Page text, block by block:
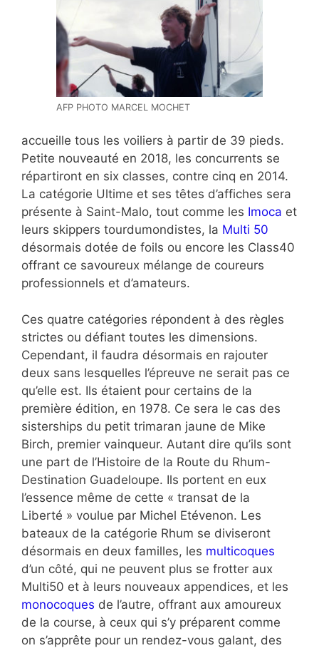
AFP PHOTO MARCEL MOCHET
accueille tous les voiliers à partir de 39 pieds.
Petite nouveauté en 2018, les concurrents se
répartiront en six classes, contre cinq en 2014.
La catégorie Ultime et ses têtes d’affiches sera
présente à Saint-Malo, tout comme les Imoca et
leurs skippers tourdumondistes, la Multi 50
désormais dotée de foils ou encore les Class40
offrant ce savoureux mélange de coureurs
professionnels et d’amateurs.
Ces quatre catégories répondent à des règles
strictes ou défiant toutes les dimensions.
Cependant, il faudra désormais en rajouter
deux sans lesquelles l’épreuve ne serait pas ce
qu’elle est. Ils étaient pour certains de la
première édition, en 1978. Ce sera le cas des
sisterships du petit trimaran jaune de Mike
Birch, premier vainqueur. Autant dire qu’ils sont
une part de l’Histoire de la Route du Rhum-
Destination Guadeloupe. Ils portent en eux
l’essence même de cette « transat de la
Liberté » voulue par Michel Etévenon. Les
bateaux de la catégorie Rhum se diviseront
désormais en deux familles, les multicoques
d’un côté, qui ne peuvent plus se frotter aux
Multi50 et à leurs nouveaux appendices, et les
monocoques de l’autre, offrant aux amoureux
de la course, à ceux qui s’y préparent comme
on s’apprête pour un rendez-vous galant, des